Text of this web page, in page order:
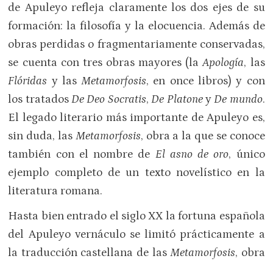
de Apuleyo refleja claramente los dos ejes de su
formación: la filosofía y la elocuencia. Además de
obras perdidas o fragmentariamente conservadas,
se cuenta con tres obras mayores (laApología, las
Flóridas y lasMetamorfosis, en once libros) y con
los tratadosDe Deo Socratis,De PlatoneyDe mundo.
El legado literario más importante de Apuleyo es,
sin duda, las Metamorfosis, obra a la que se conoce
también con el nombre de El asno de oro, único
ejemplo completo de un texto novelístico en la
literatura romana.
Hasta bien entrado el siglo XX la fortuna española
del Apuleyo vernáculo se limitó prácticamente a
la traducción castellana de lasMetamorfosis, obra